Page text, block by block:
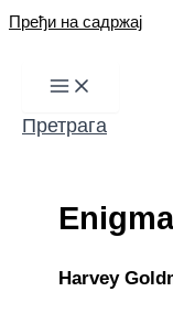
Пређи на садржај
Претрага
Enigma
Harvey